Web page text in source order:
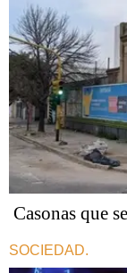
Casonas que
SOCIEDAD.